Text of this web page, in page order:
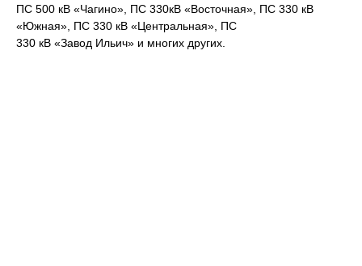
ПС 500 кВ «Чагино», ПС 330кВ «Восточная», ПС 330 кВ
«Южная», ПС 330 кВ «Центральная», ПС
330 кВ «Завод Ильич» и многих других.